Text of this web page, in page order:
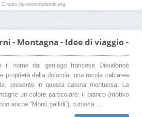
Creato da www.dolomiti.org
- Montagna - Idee di viaggio -
il nome dal geologo francese Dieudonné
proprietà della dolomia, una roccia calcarea
presente in questa catena montuosa. La
un colore particolare: il bianco (motivo
anche “Monti pallidi”), tuttavia ...